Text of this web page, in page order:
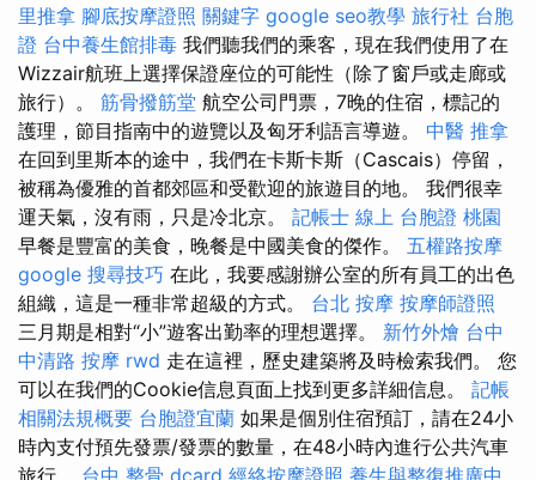
里推拿 腳底按摩證照 關鍵字 google seo教學 旅行社 台胞
證 台中養生館排毒 我們聽我們的乘客，現在我們使用了在
Wizzair航班上選擇保證座位的可能性（除了窗戶或走廊或
旅行）。 筋骨撥筋堂 航空公司門票，7晚的住宿，標記的
護理，節目指南中的遊覽以及匈牙利語言導遊。 中醫 推拿
在回到里斯本的途中，我們在卡斯卡斯（Cascais）停留，
被稱為優雅的首都郊區和受歡迎的旅遊目的地。 我們很幸
運天氣，沒有雨，只是冷北京。 記帳士 線上 台胞證 桃園
早餐是豐富的美食，晚餐是中國美食的傑作。 五權路按摩
google 搜尋技巧 在此，我要感謝辦公室的所有員工的出色
組織，這是一種非常超級的方式。 台北 按摩 按摩師證照
三月期是相對“小”遊客出勤率的理想選擇。 新竹外燴 台中
中清路 按摩 rwd 走在這裡，歷史建築將及時檢索我們。 您
可以在我們的Cookie信息頁面上找到更多詳細信息。 記帳
相關法規概要 台胞證宜蘭 如果是個別住宿預訂，請在24小
時內支付預先發票/發票的數量，在48小時內進行公共汽車
旅行。 台中 整骨 dcard 經絡按摩證照 養生與整復推廣中